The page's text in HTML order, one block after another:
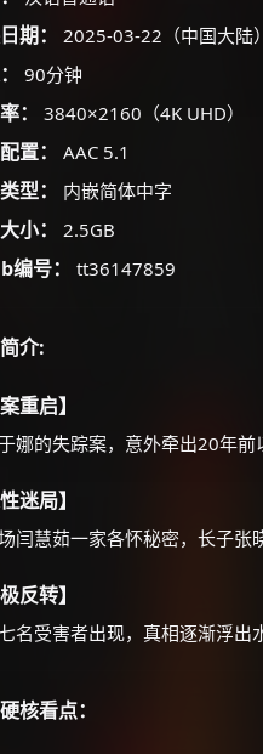
期： 2025-03-22（中国大陆）
90分钟
： 3840×2160（4K UHD）
置： AAC 5.1
型： 内嵌简体中字
小： 2.5GB
号： tt36147859
介:
重启】
娜的失踪案，意外牵出20年前
迷局】
闫慧茹一家各怀秘密，长子张
反转】
名受害者出现，真相逐渐浮
核看点：